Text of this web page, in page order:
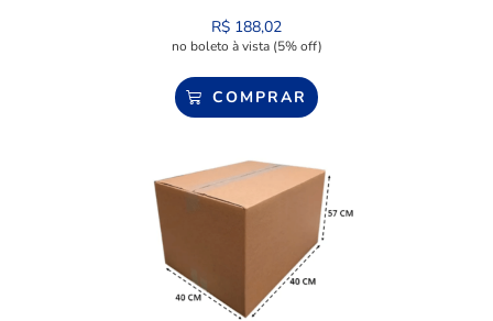
R$ 188,02
no boleto à vista (5% off)
COMPRAR